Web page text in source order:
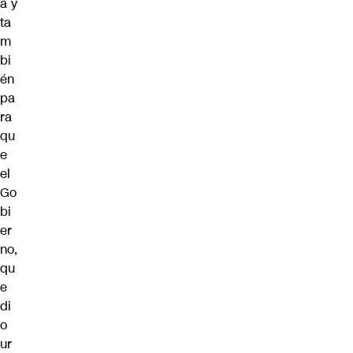
ta
m
bi
én
pa
ra
qu
e
el
Go
bi
er
no,
qu
e
di
o
ur